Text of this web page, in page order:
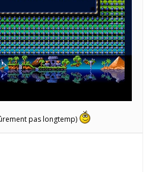
pas longtemp)